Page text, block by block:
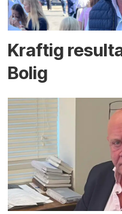
Kraftig
Bolig